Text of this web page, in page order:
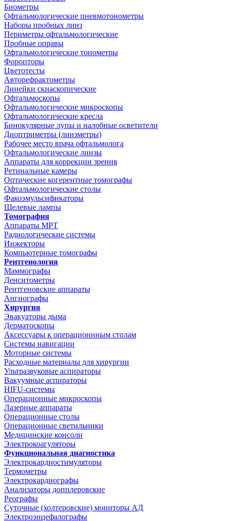
Биометры
Офтальмологические пневмотонометры
Наборы пробных линз
Периметры офтальмологические
Пробные оправы
Офтальмологические тонометры
Форопторы
Цветотесты
Авторефрактометры
Линейки скиаскопические
Офтальмоскопы
Офтальмологические микроскопы
Офтальмологические кресла
Бинокулярные лупы и налобные осветители
Диоптриметры (линзметры)
Рабочее место врача офтальмолога
Офтальмологические линзы
Аппараты для коррекции зрения
Ретинальные камеры
Оптические когерентные томографы
Офтальмологические столы
Факоэмульсификаторы
Щелевые лампы
Томография
Аппараты МРТ
Радиологические системы
Инжекторы
Компьютерные томографы
Рентгенология
Маммографы
Денситометры
Рентгеновские аппараты
Ангиографы
Хирургия
Эвакуаторы дыма
Дерматоскопы
Аксессуары к операционнным столам
Системы навигации
Моторные системы
Расходные материалы для хирургии
Ультразвуковые аспираторы
Вакуумные аспираторы
HIFU-системы
Операционные микроскопы
Лазерные аппараты
Операционные столы
Операционные светильники
Медицинские консоли
Электрокоагуляторы
Функциональная диагностика
Электрокардиостимуляторы
Термометры
Электрокардиографы
Анализаторы допплеровские
Реографы
Суточные (холтеровские) мониторы АД
Электроэнцефалографы